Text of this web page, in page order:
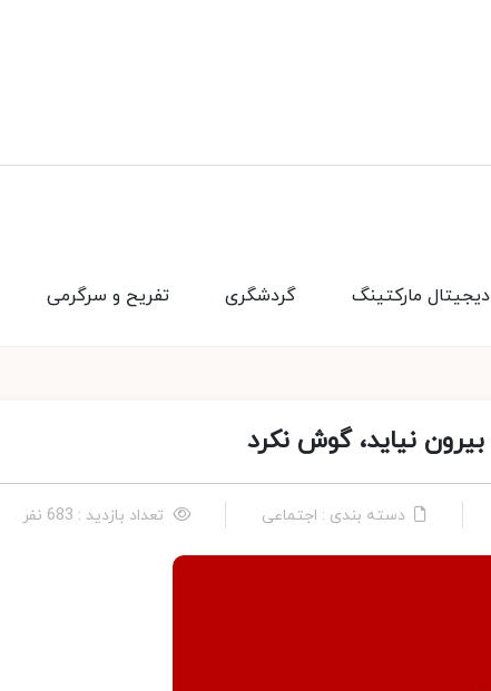
تفریح و سرگرمی گردشگری دیجیتال مارکتینگ
دسته بندی : اجتماعی تعداد بازدید : 683 نفر